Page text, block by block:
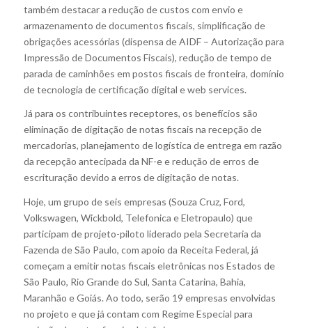
também destacar a redução de custos com envio e
armazenamento de documentos fiscais, simplificação de
obrigações acessórias (dispensa de AIDF – Autorização para
Impressão de Documentos Fiscais), redução de tempo de
parada de caminhões em postos fiscais de fronteira, domínio
de tecnologia de certificação digital e web services.
Já para os contribuintes receptores, os benefícios são
eliminação de digitação de notas fiscais na recepção de
mercadorias, planejamento de logística de entrega em razão
da recepção antecipada da NF-e e redução de erros de
escrituração devido a erros de digitação de notas.
Hoje, um grupo de seis empresas (Souza Cruz, Ford,
Volkswagen, Wickbold, Telefonica e Eletropaulo) que
participam de projeto-piloto liderado pela Secretaria da
Fazenda de São Paulo, com apoio da Receita Federal, já
começam a emitir notas fiscais eletrônicas nos Estados de
São Paulo, Rio Grande do Sul, Santa Catarina, Bahia,
Maranhão e Goiás. Ao todo, serão 19 empresas envolvidas
no projeto e que já contam com Regime Especial para